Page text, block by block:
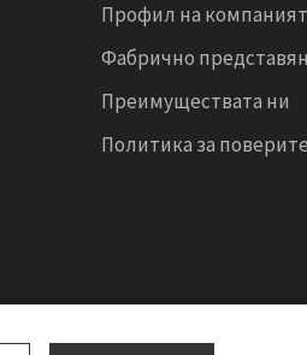
Профил на
Фабрично
Преимуществата ни
Политика за